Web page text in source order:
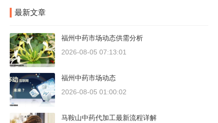
最新文章
福州中药市场动态供需分析
2026-08-05 07:13:01
福州中药市场动态
2026-08-05 01:00:02
马鞍山中药代加工最新流程详解